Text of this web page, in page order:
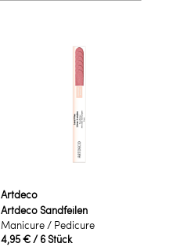
Artdeco
Artdeco Sandfeilen
Manicure / Pedicure
4,95 €/ 6 Stück